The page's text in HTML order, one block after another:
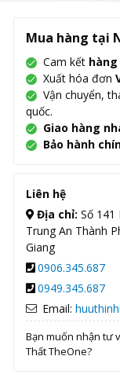
Mua hàng tại
Cam kết
Xuất hóa đơn
Vận chuyển,
quốc.
Giao hàng
Bảo hành
Liên hệ
Địa chỉ: Số 141
Trung An Thành
Giang
0906.345.687
0949.345.687
Email:
Bạn muốn nhận tư
Thất TheOne?